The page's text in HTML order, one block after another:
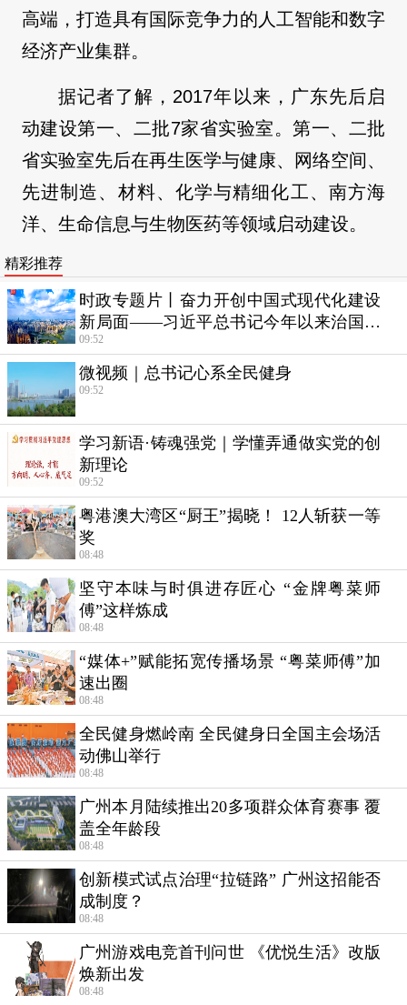
高端，打造具有国际竞争力的人工智能和数字
经济产业集群。
据记者了解，2017年以来，广东先后启
动建设第一、二批7家省实验室。第一、二批
省实验室先后在再生医学与健康、网络空间、
先进制造、材料、化学与精细化工、南方海
洋、生命信息与生物医药等领域启动建设。
精彩推荐